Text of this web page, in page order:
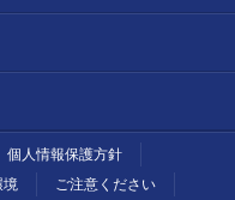
個人情報保護方針
境 ご注意ください